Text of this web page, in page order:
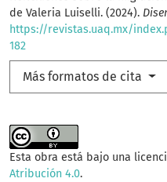
de Valeria Luiselli. (2024).
https://revistas.uaq.mx/
182
Más formatos de cita
Esta obra está bajo una
Atribución 4.0.